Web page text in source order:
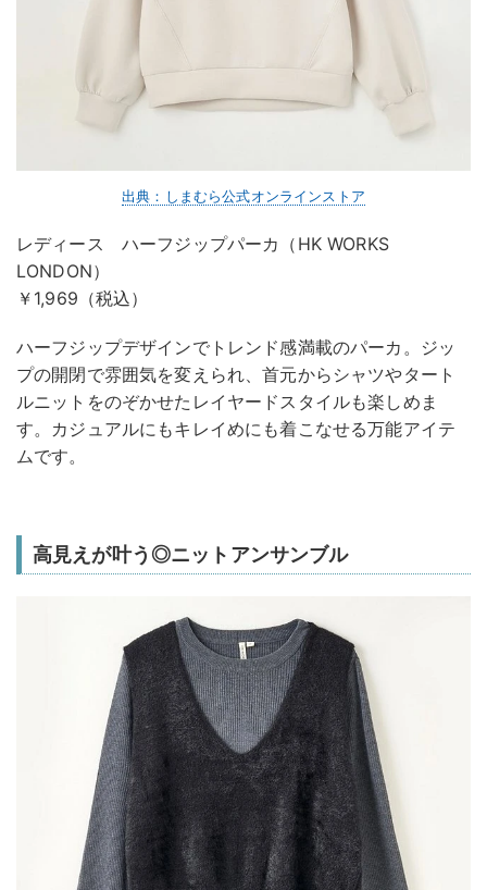
出典：しまむら公式オンラインストア
レディース ハーフジップパーカ（HK WORKS
LONDON）
￥1,969（税込）
ハーフジップデザインでトレンド感満載のパーカ。ジッ
プの開閉で雰囲気を変えられ、首元からシャツやタート
ルニットをのぞかせたレイヤードスタイルも楽しめま
す。カジュアルにもキレイめにも着こなせる万能アイテ
ムです。
高見えが叶う◎ニットアンサンブル